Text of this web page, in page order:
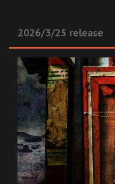
2026/3/25 release